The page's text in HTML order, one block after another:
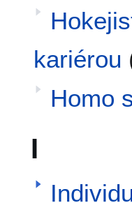
kariérou
Homo
I